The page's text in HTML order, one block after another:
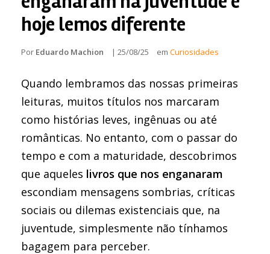
hoje lemos diferente
Por Eduardo Machion | 25/08/25 em Curiosidades
Quando lembramos das nossas primeiras
leituras, muitos títulos nos marcaram
como histórias leves, ingênuas ou até
românticas. No entanto, com o passar do
tempo e com a maturidade, descobrimos
que aqueles livros que nos enganaram
escondiam mensagens sombrias, críticas
sociais ou dilemas existenciais que, na
juventude, simplesmente não tínhamos
bagagem para perceber.